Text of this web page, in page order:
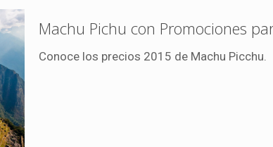
Machu Pichu con Promociones
Conoce los precios 2015 de Machu Picchu.